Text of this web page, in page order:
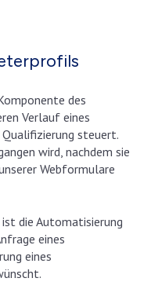
des
Verlauf eines
steuert.
wird, nachdem sie
Webformulare
die Automatisierung
eines
eines